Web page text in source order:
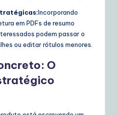
Incorporando
em PDFs de resumo
podem passar o
ou editar rótulos menores.
O